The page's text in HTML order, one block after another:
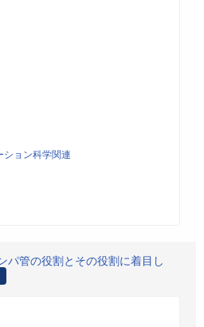
ョン科学関連
パ管の役割とその役割に着目し